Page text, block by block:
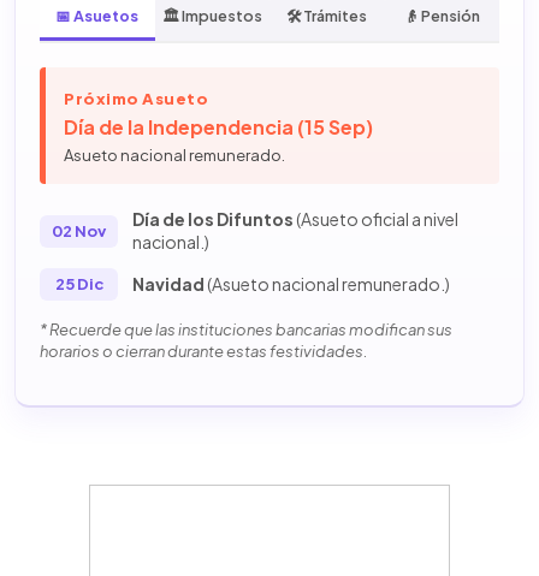
📅 Asuetos 🏛️ Impuestos 🛠️ Trámites 👴 Pensión
Próximo Asueto
Día de la Independencia (15 Sep)
Asueto nacional remunerado.
02 Nov
Día de los Difuntos(Asueto oficial a nivel
nacional.)
25 Dic Navidad(Asueto nacional remunerado.)
* Recuerde que las instituciones bancarias modifican sus
horarios o cierran durante estas festividades.